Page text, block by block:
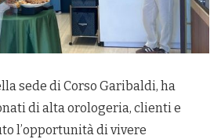
sede di Corso Garibaldi, ha
di alta orologeria, clienti e
l’opportunità di vivere